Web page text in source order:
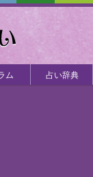
ム 占い辞典